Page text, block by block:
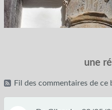
une
Fil des commentaires de ce